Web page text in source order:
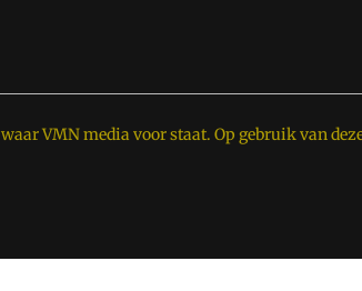
waar VMN media voor staat. Op gebruik van